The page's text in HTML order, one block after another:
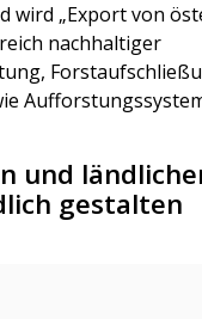
wird „Export von
nachhaltiger
und
gestalten